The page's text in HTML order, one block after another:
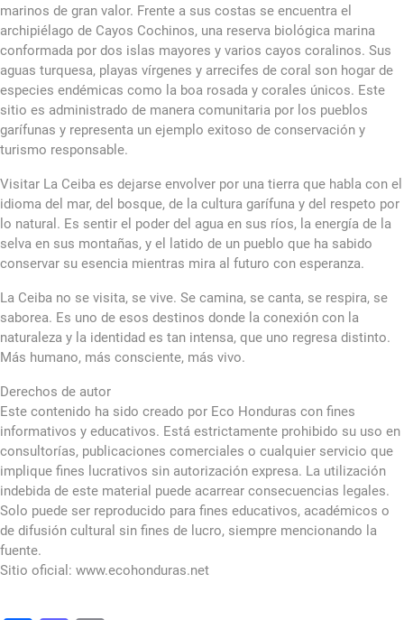
marinos de gran valor. Frente a sus costas se encuentra el
archipiélago de Cayos Cochinos, una reserva biológica marina
conformada por dos islas mayores y varios cayos coralinos. Sus
aguas turquesa, playas vírgenes y arrecifes de coral son hogar de
especies endémicas como la boa rosada y corales únicos. Este
sitio es administrado de manera comunitaria por los pueblos
garífunas y representa un ejemplo exitoso de conservación y
turismo responsable.
Visitar La Ceiba es dejarse envolver por una tierra que habla con el
idioma del mar, del bosque, de la cultura garífuna y del respeto por
lo natural. Es sentir el poder del agua en sus ríos, la energía de la
selva en sus montañas, y el latido de un pueblo que ha sabido
conservar su esencia mientras mira al futuro con esperanza.
La Ceiba no se visita, se vive. Se camina, se canta, se respira, se
saborea. Es uno de esos destinos donde la conexión con la
naturaleza y la identidad es tan intensa, que uno regresa distinto.
Más humano, más consciente, más vivo.
Derechos de autor
Este contenido ha sido creado por Eco Honduras con fines
informativos y educativos. Está estrictamente prohibido su uso en
consultorías, publicaciones comerciales o cualquier servicio que
implique fines lucrativos sin autorización expresa. La utilización
indebida de este material puede acarrear consecuencias legales.
Solo puede ser reproducido para fines educativos, académicos o
de difusión cultural sin fines de lucro, siempre mencionando la
fuente.
Sitio oficial: www.ecohonduras.net